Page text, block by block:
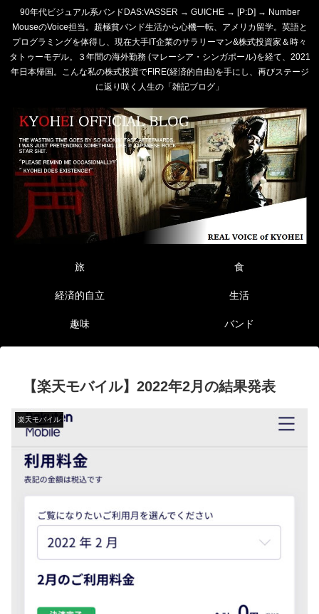
90年代ビジュアル系バンドDAS:VASSER → GUICHE → [P:D] → Number
MouseのVoice担当。超極貧バンド生活から心機一転、アメリカ留学。英語と
プログラミングを体得し、現在大手IT企業のサラリーマン&株式投資家＆時々
タトゥーモデル。３年間の海外勤務 (マレーシア・シンガポール)を経て、2021
年日本帰国。こんな私の株式投資でFIRE(経済的自由)を手にし、再びステージ
に返り咲く人生の「雑記ブログ」
旅 食
経済的自立 生活
趣味 バンド
【楽天モバイル】2022年2月の結果発表
楽天モバイル